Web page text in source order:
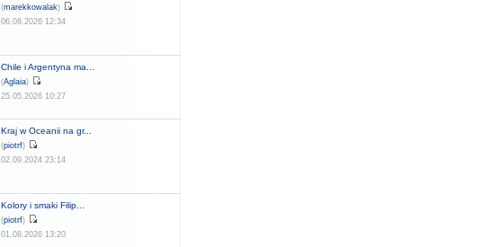
(marekkowalak)
06.08.2026 12:34
Chile i Argentyna ma...
(Aglaia)
25.05.2026 10:27
Kraj w Oceanii na gr...
(piotrf)
02.09.2024 23:14
Kolory i smaki Filip...
(piotrf)
01.08.2026 13:20